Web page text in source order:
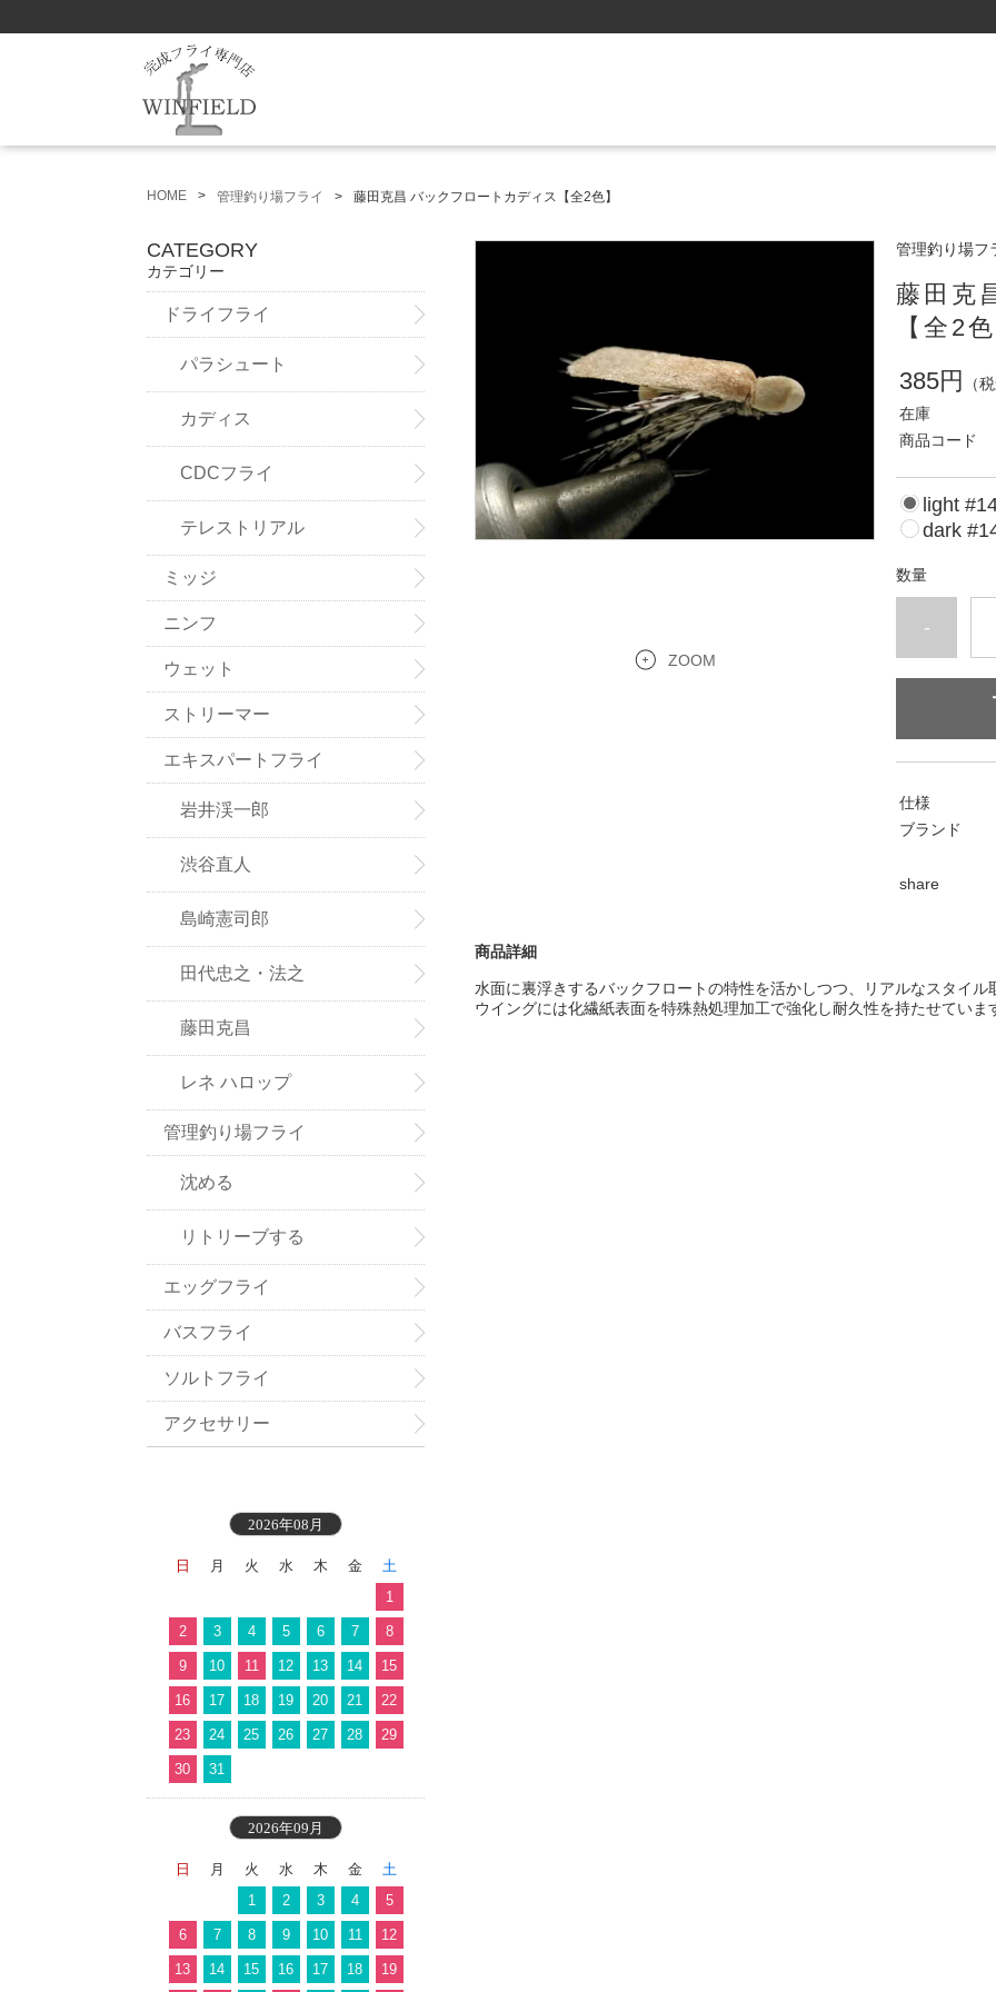
HOME 管理釣り場フライ 藤田克昌 バックフロートカディス【全2色】
ZOOM
管理釣り場フ
藤田克
【全2
385円
（
在庫
商品コード
light
dark
数量
-
仕様
ブランド
share
商品詳細
水面に裏浮きするバックフロートの特性を活かしつつ、リアルなスタイ
ウイングには化繊紙表面を特殊熱処理加工で強化し耐久性を持たせていま
CATEGORY
カテゴリー
ドライフライ
パラシュート
カディス
CDCフライ
テレストリアル
ミッジ
ニンフ
ウェット
ストリーマー
エキスパートフライ
岩井渓一郎
渋谷直人
島崎憲司郎
田代忠之・法之
藤田克昌
レネ ハロップ
管理釣り場フライ
沈める
リトリーブする
エッグフライ
バスフライ
ソルトフライ
アクセサリー
2026年08月
日 月 火 水 木 金
土
1
2 3 4 5 6 7 8
9 10 11 12 13 14 15
16 17 18 19 20 21 22
23 24 25 26 27 28 29
30 31
2026年09月
日 月 火 水 木 金
土
1
2 3 4 5
6 7 8 9 10 11 12
13 14 15 16 17 18 19